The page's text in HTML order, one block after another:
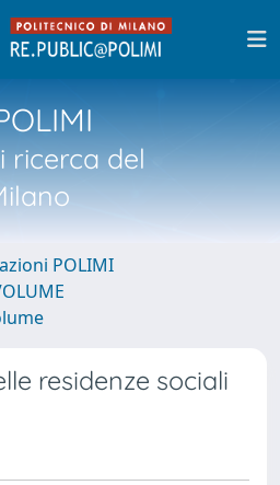
ricerca del
POLIMI
residenze sociali